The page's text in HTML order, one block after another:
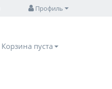
Профиль
Корзина пуста